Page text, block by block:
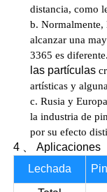
distancia, como
b. Normalmente,
alcanzar una
3365 es diferente.
las partículas
artísticas y
c. Rusia y
la industria de
por su efecto
4
Aplicaciones
Lechada